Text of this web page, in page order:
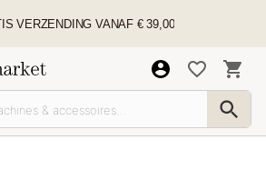
VERZENDING VANAF € 39,00